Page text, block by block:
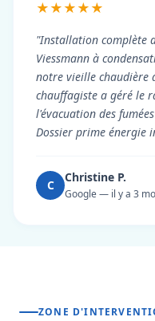
★★★★★
"Installation complète
Viessmann à
notre vieille chaudière
chauffagiste a géré le
l'évacuation des
Dossier prime énergie
C
Christine P.
Google — il y a 3
ZONE